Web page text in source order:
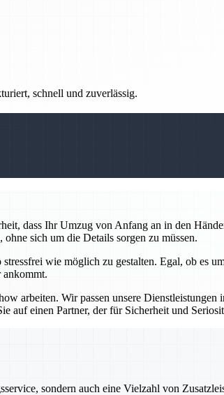
schnell und zuverlässig.
dass Ihr Umzug von Anfang an in den
sich um die Details sorgen zu müssen.
wie möglich zu gestalten. Egal, ob es
ankommt.
arbeiten. Wir passen unsere
auf einen Partner, der für Sicherheit und
sondern auch eine Vielzahl von